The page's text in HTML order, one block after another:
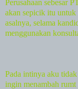
Perusahaan sebesar
akan sepicik itu
asalnya, selama
menggunakan
Pada intinya aku
ingin menambah rumt